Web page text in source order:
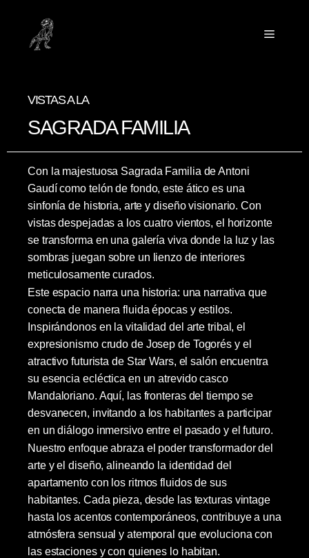
VISTAS A LA
SAGRADA FAMILIA
Con la majestuosa Sagrada Familia de Antoni
Gaudí como telón de fondo, este ático es una
sinfonía de historia, arte y diseño visionario. Con
vistas despejadas a los cuatro vientos, el horizonte
se transforma en una galería viva donde la luz y las
sombras juegan sobre un lienzo de interiores
meticulosamente curados.
Este espacio narra una historia: una narrativa que
conecta de manera fluida épocas y estilos.
Inspirándonos en la vitalidad del arte tribal, el
expresionismo crudo de Josep de Togorés y el
atractivo futurista de Star Wars, el salón encuentra
su esencia ecléctica en un atrevido casco
Mandaloriano. Aquí, las fronteras del tiempo se
desvanecen, invitando a los habitantes a participar
en un diálogo inmersivo entre el pasado y el futuro.
Nuestro enfoque abraza el poder transformador del
arte y el diseño, alineando la identidad del
apartamento con los ritmos fluidos de sus
habitantes. Cada pieza, desde las texturas vintage
hasta los acentos contemporáneos, contribuye a una
atmósfera sensual y atemporal que evoluciona con
las estaciones y con quienes lo habitan.